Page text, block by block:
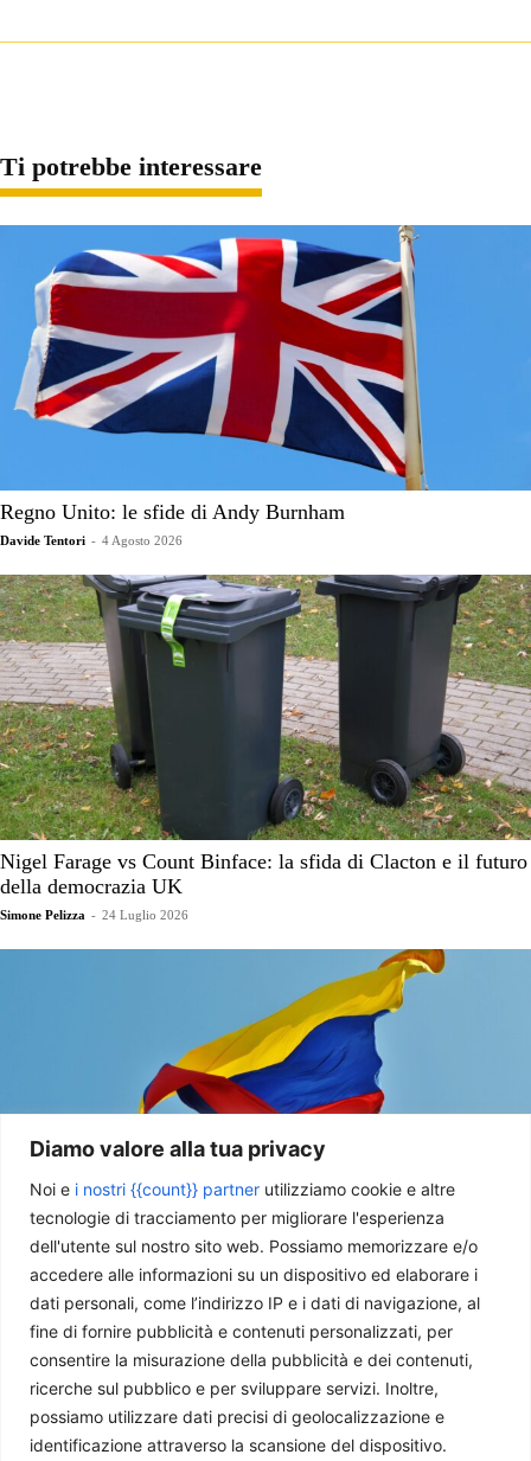
Diamo valore alla tua privacy
Noi e i nostri {{count}} partner utilizziamo cookie e altre
tecnologie di tracciamento per migliorare l'esperienza
dell'utente sul nostro sito web. Possiamo memorizzare e/o
accedere alle informazioni su un dispositivo ed elaborare i
dati personali, come l’indirizzo IP e i dati di navigazione, al
fine di fornire pubblicità e contenuti personalizzati, per
consentire la misurazione della pubblicità e dei contenuti,
ricerche sul pubblico e per sviluppare servizi. Inoltre,
possiamo utilizzare dati precisi di geolocalizzazione e
identificazione attraverso la scansione del dispositivo.
Ti potrebbe interessare
Regno Unito: le sfide di Andy Burnham
Davide Tentori - 4 Agosto 2026
Nigel Farage vs Count Binface: la sfida di Clacton e il futuro
della democrazia UK
Simone Pelizza - 24 Luglio 2026
Colombia, svolta a destra: la vittoria di De La Espriella e il
nuovo equilibrio regionale